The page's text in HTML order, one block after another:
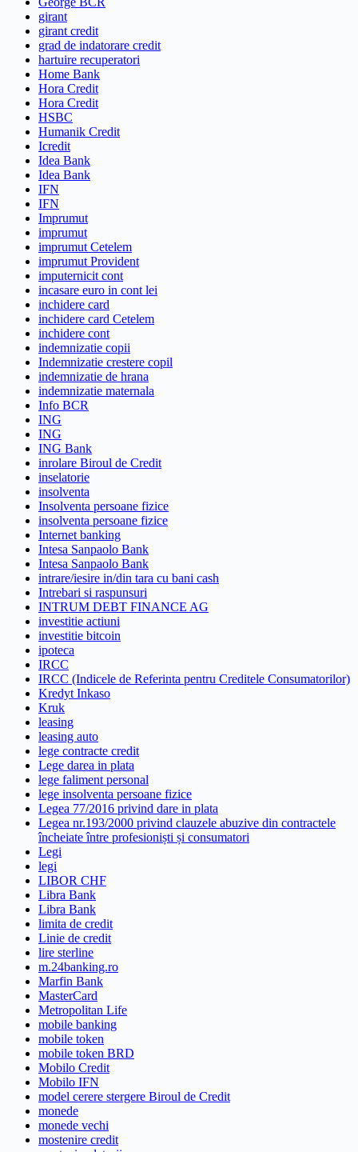
girant
girant credit
grad de indatorare credit
hartuire recuperatori
Home Bank
Hora Credit
Hora Credit
HSBC
Humanik Credit
Icredit
Idea Bank
Idea Bank
IFN
IFN
Imprumut
imprumut
imprumut Cetelem
imprumut Provident
imputernicit cont
incasare euro in cont lei
inchidere card
inchidere card Cetelem
inchidere cont
indemnizatie copii
Indemnizatie crestere copil
indemnizatie de hrana
indemnizatie maternala
Info BCR
ING
ING
ING Bank
inrolare Biroul de Credit
inselatorie
insolventa
Insolventa persoane fizice
insolventa persoane fizice
Internet banking
Intesa Sanpaolo Bank
Intesa Sanpaolo Bank
intrare/iesire in/din tara cu bani cash
Intrebari si raspunsuri
INTRUM DEBT FINANCE AG
investitie actiuni
investitie bitcoin
ipoteca
IRCC
IRCC (Indicele de Referinta pentru Creditele Consumatorilor)
Kredyt Inkaso
Kruk
leasing
leasing auto
lege contracte credit
Lege darea in plata
lege faliment personal
lege insolventa persoane fizice
Legea 77/2016 privind dare in plata
Legea nr.193/2000 privind clauzele abuzive din contractele
încheiate între profesioniști și consumatori
Legi
legi
LIBOR CHF
Libra Bank
Libra Bank
limita de credit
Linie de credit
lire sterline
m.24banking.ro
Marfin Bank
MasterCard
Metropolitan Life
mobile banking
mobile token
mobile token BRD
Mobilo Credit
Mobilo IFN
model cerere stergere Biroul de Credit
monede
monede vechi
mostenire credit